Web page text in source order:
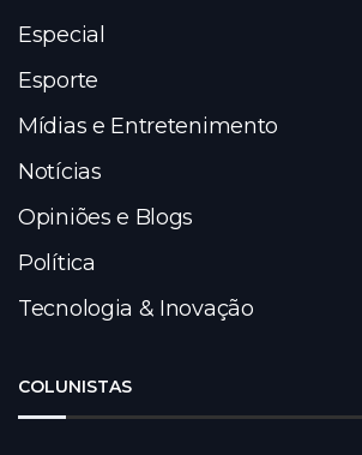
Especial
Esporte
Mídias e Entretenimento
Notícias
Opiniões e Blogs
Política
Tecnologia & Inovação
COLUNISTAS